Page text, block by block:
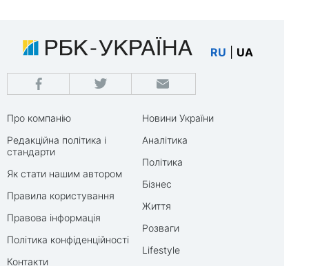
RU UA
Про компанію
Редакційна політика і
стандарти
Як стати нашим автором
Правила користування
Правова інформація
Політика конфіденційності
Контакти
Новини України
Аналітика
Політика
Бізнес
Життя
Розваги
Lifestyle